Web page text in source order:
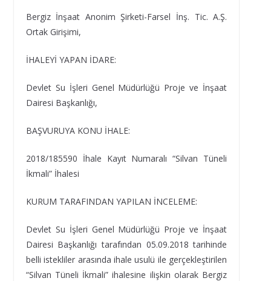
Bergiz İnşaat Anonim Şirketi-Farsel İnş. Tic. A.Ş.
Ortak Girişimi,
İHALEYİ YAPAN İDARE:
Devlet Su İşleri Genel Müdürlüğü Proje ve İnşaat
Dairesi Başkanlığı,
BAŞVURUYA KONU İHALE:
2018/185590 İhale Kayıt Numaralı “Silvan Tüneli
İkmali” İhalesi
KURUM TARAFINDAN YAPILAN İNCELEME:
Devlet Su İşleri Genel Müdürlüğü Proje ve İnşaat
Dairesi Başkanlığı tarafından 05.09.2018 tarihinde
belli istekliler arasında ihale usulü ile gerçekleştirilen
“Silvan Tüneli İkmali” ihalesine ilişkin olarak Bergiz